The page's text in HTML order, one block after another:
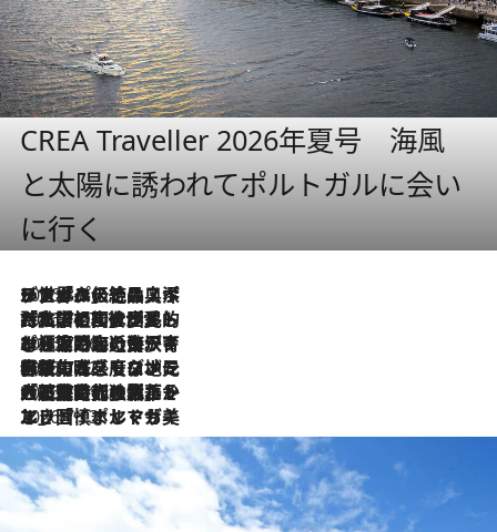
CREA Traveller 2026年夏号 海風
と太陽に誘われてポルトガルに会い
に行く
2026.8.8
リスボンの絶品スイーツ「パステル・デ・ナタ」とは？ポルトガル伝統の奥深い世界へ
2026.7.27
「私の祖国はポルトガル語です」国民的詩人フェルナンド・ペソアと、彼が愛した文学の街を歩く
2026.7.26
ポルトガル近海が育む極上の海の幸。キリリと冷えた白ワインと愉しむ、シーフード専門店の贅沢
2026.7.22
伝統の味をモダンに昇華。高感度な地元客が集う、リスボンの最旬ガストロノミー
2026.7.21
大航海時代の栄華から、震災、独裁、そして革命へ。ポルトガル・首都リスボンの石畳に刻まれた「歴史の光と影」
2026.7.13
エッセイ・ヤマザキマリ「慎ましくも美しき国 ポルトガル」